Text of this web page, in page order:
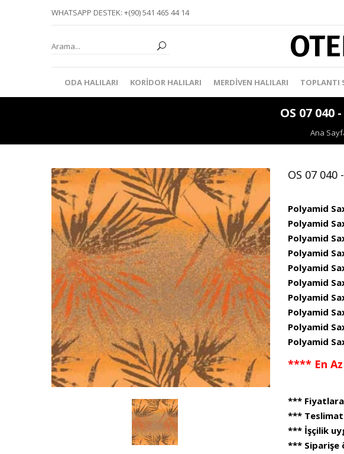
WHATSAPP DESTEK: +(90) 541 465 44 14
ODA HALILARI KORIDOR HALILARI MERDIVEN HALILARI TOPLANTI
OS 07 040
Ana
OS 07 040
Polyamid
Polyamid
Polyamid
Polyamid
Polyamid
Polyamid
Polyamid
Polyamid
Polyamid
Polyamid
**** En
*** Fiyatlara
*** Teslimat
*** İşçilik
*** Siparişe